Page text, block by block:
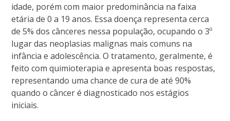
idade, porém com maior predominância na faixa
etária de 0 a 19 anos. Essa doença representa cerca
de 5% dos cânceres nessa população, ocupando o 3º
lugar das neoplasias malignas mais comuns na
infância e adolescência. O tratamento, geralmente, é
feito com quimioterapia e apresenta boas respostas,
representando uma chance de cura de até 90%
quando o câncer é diagnosticado nos estágios
iniciais.